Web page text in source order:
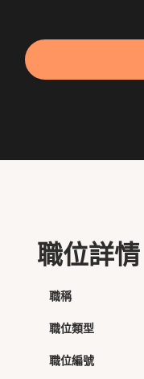
職位詳情
職稱
職位類型
職位編號